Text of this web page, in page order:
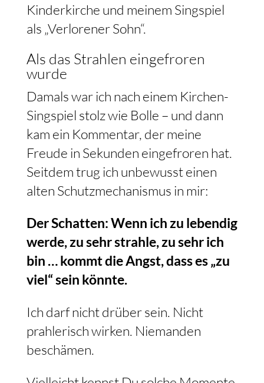
Kinderkirche und meinem Singspiel
als „Verlorener Sohn“.
Als das Strahlen eingefroren
wurde
Damals war ich nach einem Kirchen-
Singspiel stolz wie Bolle – und dann
kam ein Kommentar, der meine
Freude in Sekunden eingefroren hat.
Seitdem trug ich unbewusst einen
alten Schutzmechanismus in mir:
Der Schatten: Wenn ich zu lebendig
werde, zu sehr strahle, zu sehr ich
bin … kommt die Angst, dass es „zu
viel“ sein könnte.
Ich darf nicht drüber sein. Nicht
prahlerisch wirken. Niemanden
beschämen.